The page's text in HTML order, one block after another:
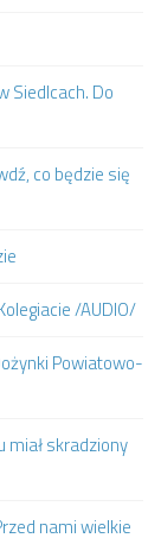
Siedlcach. Do
co będzie się
/AUDIO/
Powiatowo-
miał skradziony
nami wielkie